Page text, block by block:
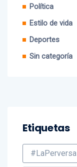
Política
Estilo de vida
Deportes
Sin categoría
Etiquetas
#LaPerversa